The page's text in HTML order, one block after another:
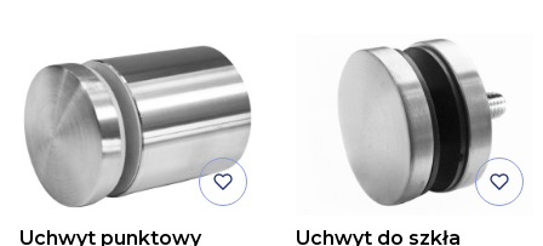
Uchwyt punktowy
Uchwyt do szkła